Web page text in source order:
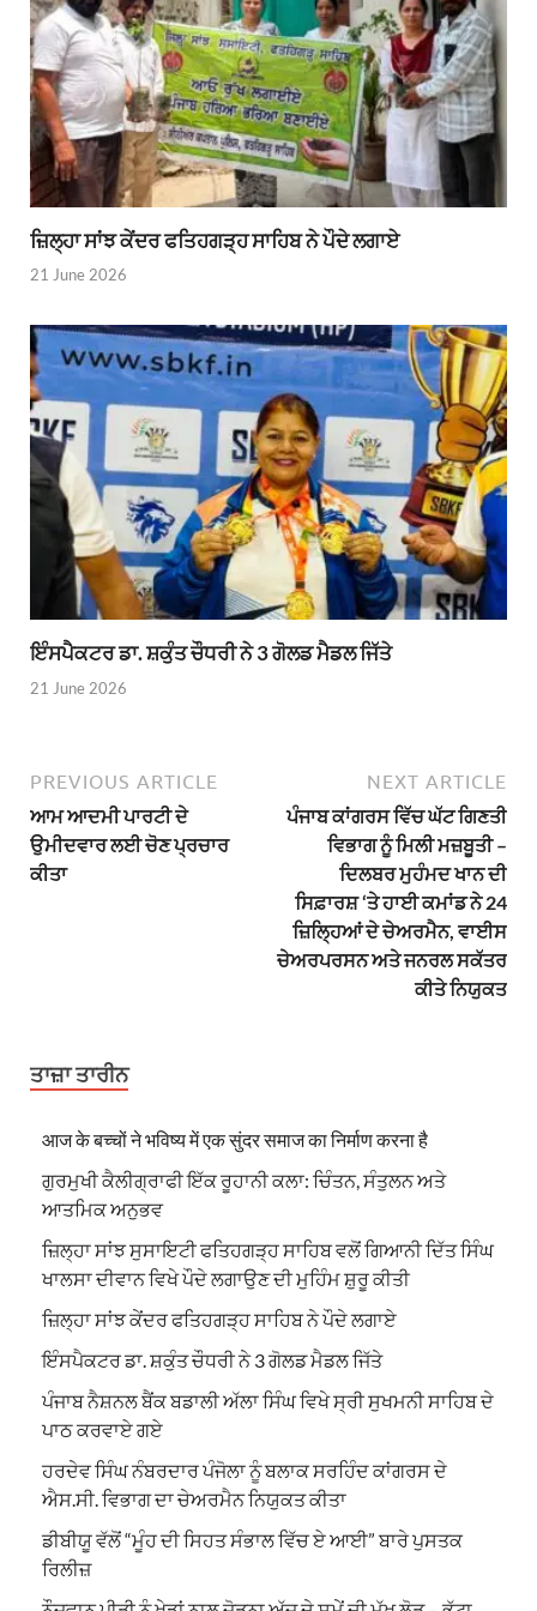
ਜ਼ਿਲ੍ਹਾ ਸਾਂਝ ਕੇਂਦਰ ਫਤਿਹਗੜ੍ਹ ਸਾਹਿਬ ਨੇ ਪੌਦੇ ਲਗਾਏ
21 June 2026
ਇੰਸਪੈਕਟਰ ਡਾ. ਸ਼ਕੁੰਤ ਚੌਧਰੀ ਨੇ 3 ਗੋਲਡ ਮੈਡਲ ਜਿੱਤੇ
21 June 2026
PREVIOUS ARTICLE
ਆਮ ਆਦਮੀ ਪਾਰਟੀ ਦੇ
ਉਮੀਦਵਾਰ ਲਈ ਚੋਣ ਪ੍ਰਚਾਰ
ਕੀਤਾ
NEXT ARTICLE
ਪੰਜਾਬ ਕਾਂਗਰਸ ਵਿੱਚ ਘੱਟ ਗਿਣਤੀ
ਵਿਭਾਗ ਨੂੰ ਮਿਲੀ ਮਜ਼ਬੂਤੀ –
ਦਿਲਬਰ ਮੁਹੰਮਦ ਖਾਨ ਦੀ
ਸਿਫ਼ਾਰਸ਼ ‘ਤੇ ਹਾਈ ਕਮਾਂਡ ਨੇ 24
ਜ਼ਿਲ੍ਹਿਆਂ ਦੇ ਚੇਅਰਮੈਨ, ਵਾਈਸ
ਚੇਅਰਪਰਸਨ ਅਤੇ ਜਨਰਲ ਸਕੱਤਰ
ਕੀਤੇ ਨਿਯੁਕਤ
ਤਾਜ਼ਾ ਤਾਰੀਨ
आज के बच्चों ने भविष्य में एक सुंदर समाज का निर्माण करना है
ਗੁਰਮੁਖੀ ਕੈਲੀਗ੍ਰਾਫੀ ਇੱਕ ਰੂਹਾਨੀ ਕਲਾ: ਚਿੰਤਨ, ਸੰਤੁਲਨ ਅਤੇ
ਆਤਮਿਕ ਅਨੁਭਵ
ਜ਼ਿਲ੍ਹਾ ਸਾਂਝ ਸੁਸਾਇਟੀ ਫਤਿਹਗੜ੍ਹ ਸਾਹਿਬ ਵਲੋਂ ਗਿਆਨੀ ਦਿੱਤ ਸਿੰਘ
ਖਾਲਸਾ ਦੀਵਾਨ ਵਿਖੇ ਪੌਦੇ ਲਗਾਉਣ ਦੀ ਮੁਹਿੰਮ ਸ਼ੁਰੂ ਕੀਤੀ
ਜ਼ਿਲ੍ਹਾ ਸਾਂਝ ਕੇਂਦਰ ਫਤਿਹਗੜ੍ਹ ਸਾਹਿਬ ਨੇ ਪੌਦੇ ਲਗਾਏ
ਇੰਸਪੈਕਟਰ ਡਾ. ਸ਼ਕੁੰਤ ਚੌਧਰੀ ਨੇ 3 ਗੋਲਡ ਮੈਡਲ ਜਿੱਤੇ
ਪੰਜਾਬ ਨੈਸ਼ਨਲ ਬੈਂਕ ਬਡਾਲੀ ਅੱਲਾ ਸਿੰਘ ਵਿਖੇ ਸ੍ਰੀ ਸੁਖਮਨੀ ਸਾਹਿਬ ਦੇ
ਪਾਠ ਕਰਵਾਏ ਗਏ
ਹਰਦੇਵ ਸਿੰਘ ਨੰਬਰਦਾਰ ਪੰਜੋਲਾ ਨੂੰ ਬਲਾਕ ਸਰਹਿੰਦ ਕਾਂਗਰਸ ਦੇ
ਐਸ.ਸੀ. ਵਿਭਾਗ ਦਾ ਚੇਅਰਮੈਨ ਨਿਯੁਕਤ ਕੀਤਾ
ਡੀਬੀਯੂ ਵੱਲੋਂ “ਮੂੰਹ ਦੀ ਸਿਹਤ ਸੰਭਾਲ ਵਿੱਚ ਏ ਆਈ” ਬਾਰੇ ਪੁਸਤਕ
ਰਿਲੀਜ਼